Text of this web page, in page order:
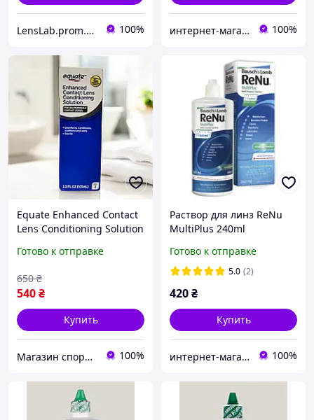
LensLab.prom.ua 100% интернет-магазин "ВЗГЛЯД" 100%
Equate Enhanced Contact
Lens Conditioning Solution
раствор для жестких
контактных линз
Готово к отправке
540₴
650 ₴
Купить
Магазин спортивного питания - Fit Magazine 100%
Раствор для линз ReNu
MultiPlus 240ml
Готово к отправке
5.0 (2)
420₴
Купить
интернет-магазин "ВЗГЛЯД" 100%